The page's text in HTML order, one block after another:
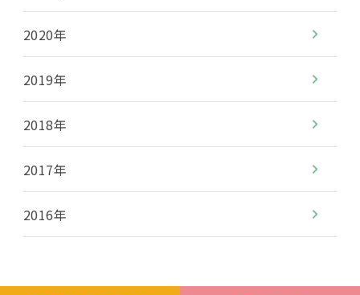
2020年
2019年
2018年
2017年
2016年